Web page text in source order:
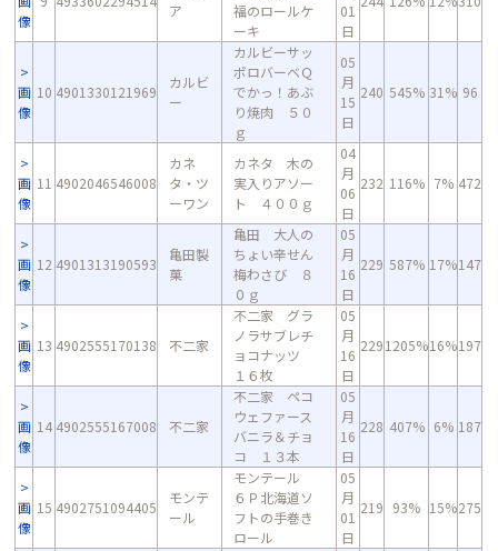
像
ア
福のロールケ
ーキ
01
日
画
像
10 4901330121969
カルビ
ー
カルビーサッ
ポロバーベＱ
でかっ！あぶ
り焼肉 ５０
ｇ
05
月
15
日
240 545% 31% 96
画
像
11 4902046546008
カネ
タ・ツ
ーワン
カネタ 木の
実入りアソー
ト ４００ｇ
04
月
06
日
232 116% 7% 472
画
像
12 4901313190593
亀田製
菓
亀田 大人の
ちょい辛せん
梅わさび ８
０ｇ
05
月
16
日
229 587% 17%147
画
像
13 4902555170138 不二家
不二家 グラ
ノラサブレチ
ョコナッツ
１６枚
05
月
16
日
2291205%16%197
画
像
14 4902555167008 不二家
不二家 ペコ
ウェファース
バニラ＆チョ
コ １３本
05
月
16
日
228 407% 6% 187
画
像
15 4902751094405
モンテ
ール
モンテール
６Ｐ北海道ソ
フトの手巻き
ロール
05
月
01
日
219 93% 15%275